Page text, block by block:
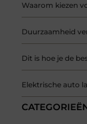
Waarom kiezen
Duurzaamheid
Dit is hoe je de
Elektrische auto